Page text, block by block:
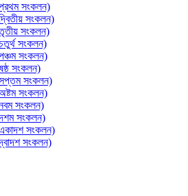
সংকলন)
সংকলন)
সংকলন)
সংকলন)
সংকলন)
সংকলন)
সংকলন)
সংকলন)
সংকলন)
সংকলন)
সংকলন)
সংকলন)